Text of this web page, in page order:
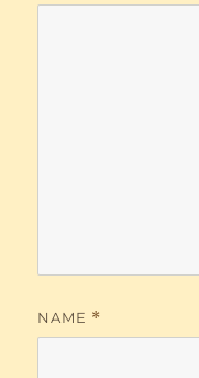
NAME *